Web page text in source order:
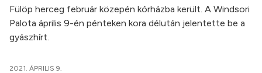
Fülöp herceg február közepén kórházba került. A Windsori
Palota április 9-én pénteken kora délután jelentette be a
gyászhírt.
2021. ÁPRILIS 9.